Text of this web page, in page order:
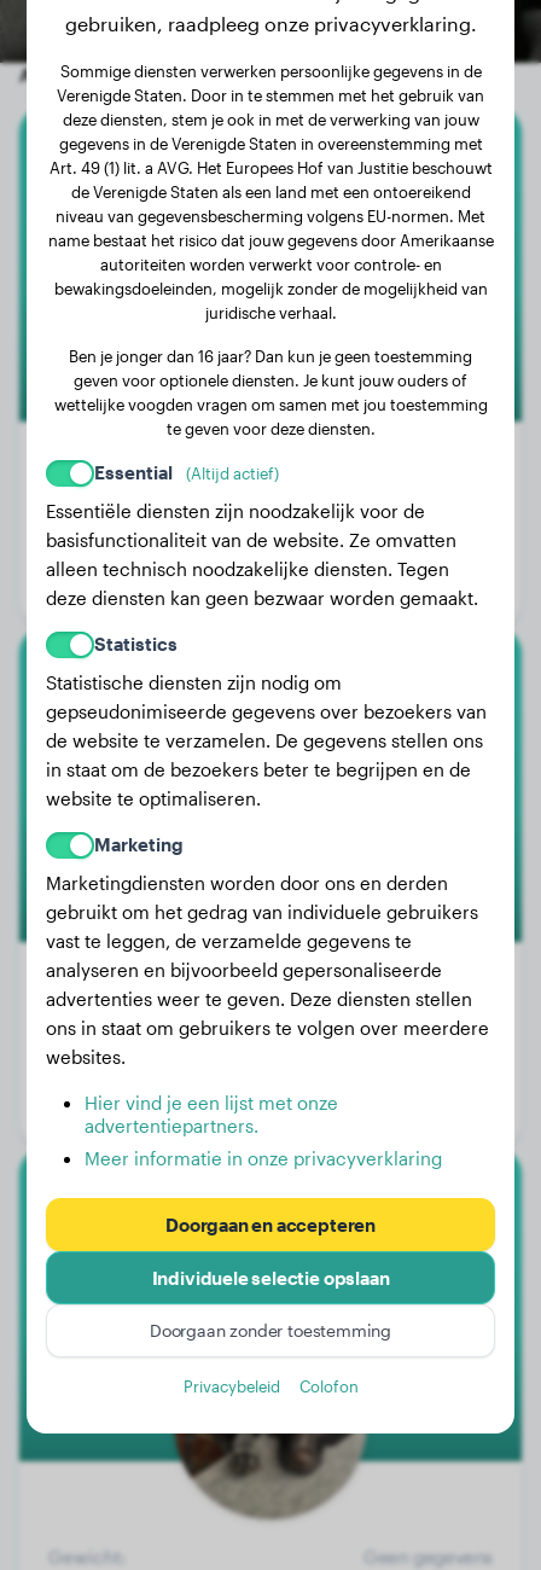
Andere willekeurige honden
Chihuahua
Merveille
Gewicht:
Leeftijd:
2 jaar, 10 maanden
Geslacht:
Teef
Shih Tzu
Enzo
Gewicht:
5 kg
Geslacht:
Murphy
Gewicht:
Geen gegevens
gebruiken, raadpleeg onze privacyverklaring.
Sommige diensten verwerken persoonlijke gegevens in de
Verenigde Staten. Door in te stemmen met het gebruik van
deze diensten, stem je ook in met de verwerking van jouw
gegevens in de Verenigde Staten in overeenstemming met
Art. 49 (1) lit. a AVG. Het Europees Hof van Justitie beschouwt
de Verenigde Staten als een land met een ontoereikend
niveau van gegevensbescherming volgens EU-normen. Met
name bestaat het risico dat jouw gegevens door Amerikaanse
autoriteiten worden verwerkt voor controle- en
bewakingsdoeleinden, mogelijk zonder de mogelijkheid van
juridische verhaal.
Ben je jonger dan 16 jaar? Dan kun je geen toestemming
geven voor optionele diensten. Je kunt jouw ouders of
wettelijke voogden vragen om samen met jou toestemming
te geven voor deze diensten.
Essential (Altijd actief)
Essentiële diensten zijn noodzakelijk voor de
basisfunctionaliteit van de website. Ze omvatten
alleen technisch noodzakelijke diensten. Tegen
deze diensten kan geen bezwaar worden gemaakt.
Statistics
Statistische diensten zijn nodig om
gepseudonimiseerde gegevens over bezoekers van
de website te verzamelen. De gegevens stellen ons
in staat om de bezoekers beter te begrijpen en de
website te optimaliseren.
Marketing
Marketingdiensten worden door ons en derden
gebruikt om het gedrag van individuele gebruikers
vast te leggen, de verzamelde gegevens te
analyseren en bijvoorbeeld gepersonaliseerde
advertenties weer te geven. Deze diensten stellen
ons in staat om gebruikers te volgen over meerdere
websites.
Hier vind je een lijst met onze
advertentiepartners.
Meer informatie in onze privacyverklaring
Doorgaan en accepteren
Individuele selectie opslaan
Doorgaan zonder toestemming
Privacybeleid Colofon